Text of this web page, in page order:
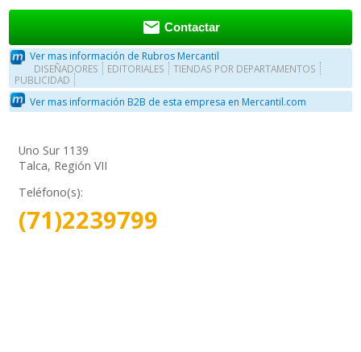
 Contactar
Ver mas información de Rubros Mercantil
DISEÑADORES EDITORIALES
TIENDAS POR DEPARTAMENTOS
PUBLICIDAD
Ver mas información B2B de esta empresa en Mercantil.com
Uno Sur 1139
Talca, Región VII
Teléfono(s):
(71)2239799